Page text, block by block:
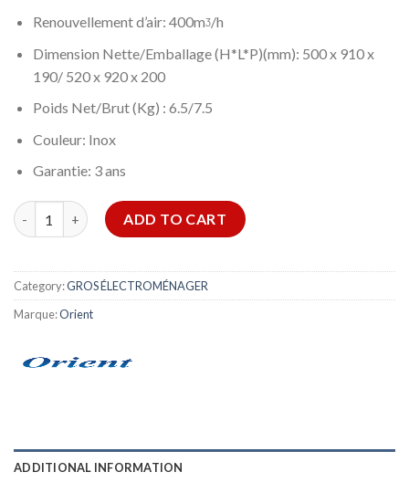
Renouvellement d’air: 400mᶾ/h
Dimension Nette/Emballage (H*L*P)(mm): 500 x 910 x
190/ 520 x 920 x 200
Poids Net/Brut (Kg) : 6.5/7.5
Couleur: Inox
Garantie: 3 ans
Hotte cheminée pyramidale ORIENT 90cm quantity
ADD TO CART
Category:GROS ÉLECTROMÉNAGER
Marque:Orient
ADDITIONAL INFORMATION